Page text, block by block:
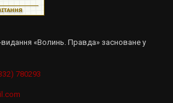
«Волинь. Правда» засноване у
780293